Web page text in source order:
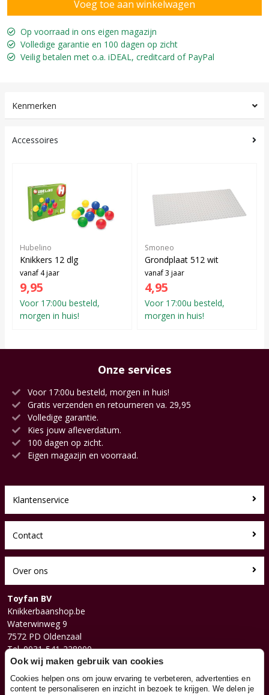
Op voorraad in ons eigen magazijn
Volledige garantie en 100 dagen op zicht
Veilig betalen met o.a. iDEAL, creditcard of PayPal
Kenmerken
Accessoires
Hubelino
Knikkers 12 dlg
vanaf 4 jaar
9,95
Voor 17:00u besteld,
morgen in huis!
Smoneo
Grondplaat 512 wit
vanaf 3 jaar
4,95
Voor 17:00u besteld,
morgen in huis!
Onze services
Voor 17:00u besteld, morgen in huis!
Gratis verzenden en retourneren va. 29,95
Volledige garantie.
Kies jouw afleverdatum.
100 dagen op zicht.
Eigen magazijn en voorraad.
Klantenservice
Contact
Over ons
Toyfan BV
Knikkerbaanshop.be
Waterwinweg 9
7572 PD Oldenzaal
Tel. 0031-541-228000
Facebook
Instagram
Ook wij maken gebruik van cookies
Cookies helpen ons om jouw ervaring te verbeteren, advertenties en
content te personaliseren en inzicht in bezoek te krijgen. We delen je